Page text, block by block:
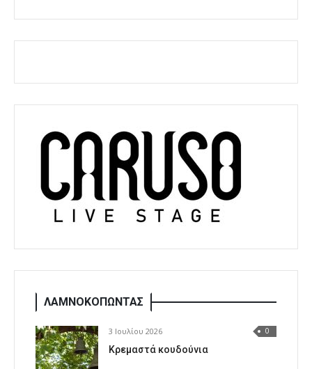
ΛΑΜΝΟΚΟΠΩΝΤΑΣ
3 Ιουλίου 2026 0
Κρεμαστά κουδούνια